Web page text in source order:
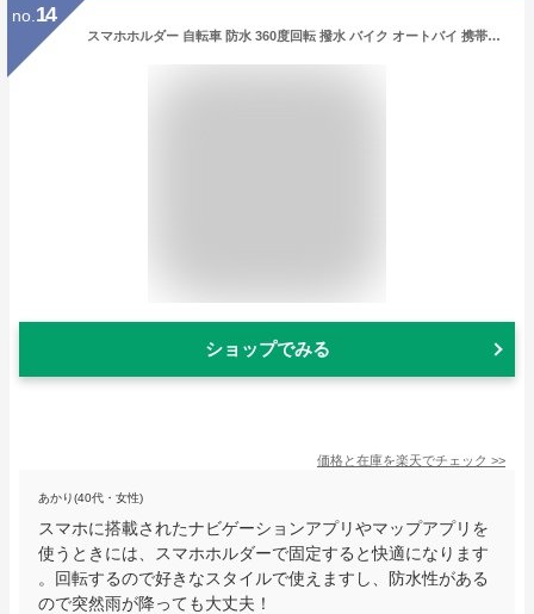
no. 14
スマホホルダー 自転車 防水 360度回転 撥水 バイク オートバイ 携帯ホルダー タッチ操作可能 強力固定 スマホスタンド ハンドル ナビゲーション 通話 スマートフォン 固定 カバー付き
ショップでみる
価格と在庫を楽天でチェック >>
あかり(40代・女性)
スマホに搭載されたナビゲーションアプリやマップアプリを
使うときには、スマホホルダーで固定すると快適になります
。回転するので好きなスタイルで使えますし、防水性がある
ので突然雨が降っても大丈夫！